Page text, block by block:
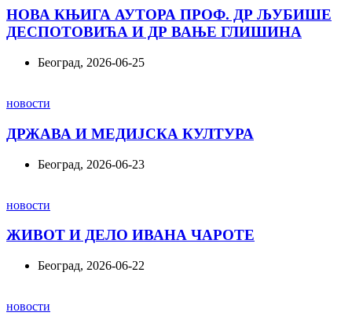
НОВА КЊИГА АУТОРА ПРОФ. ДР ЉУБИШЕ
ДЕСПОТОВИЋА И ДР ВАЊЕ ГЛИШИНА
Београд, 2026-06-25
новости
ДРЖАВА И МЕДИЈСКА КУЛТУРА
Београд, 2026-06-23
новости
ЖИВОТ И ДЕЛО ИВАНА ЧАРОТЕ
Београд, 2026-06-22
новости